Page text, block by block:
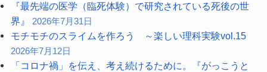
『最先端の医学（臨死体験）で研究されている死後の世
界』 2026年7月31日
モチモチのスライムを作ろう ～楽しい理科実験vol.15
2026年7月12日
「コロナ禍」を伝え、考え続けるために。『がっこうと